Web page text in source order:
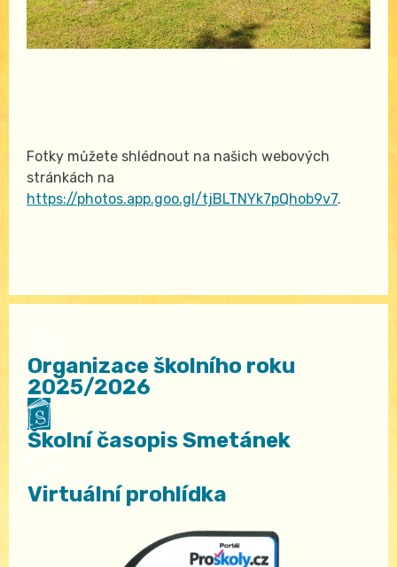
Fotky můžete shlédnout na našich webových
stránkách na
https://photos.app.goo.gl/tjBLTNYk7pQhob9v7.
Organizace školního roku
2025/2026
Školní časopis Smetánek
Virtuální prohlídka